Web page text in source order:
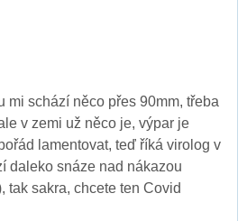
mi schází něco přes 90mm, třeba
v zemi už něco je, výpar je
lamentovat, teď říká virolog v
daleko snáze nad nákazou
tak sakra, chcete ten Covid